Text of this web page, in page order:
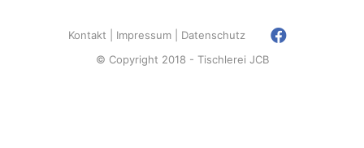
Kontakt Impressum
Datenschutz
© Copyright 2018 - Tischlerei JCB